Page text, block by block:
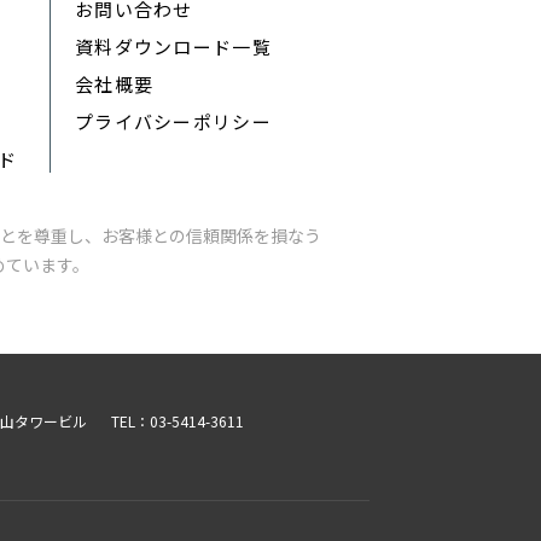
お問い合わせ
資料ダウンロード一覧
会社概要
プライバシーポリシー
を尊重し、お客様との信頼関係を損なう
います。
タワービル TEL：03-5414-3611